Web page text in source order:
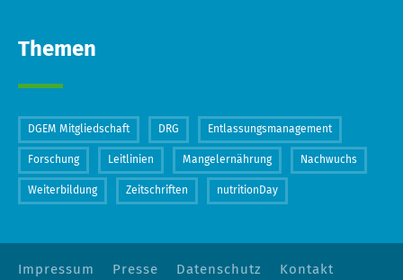
Themen
DGEM Mitgliedschaft DRG Entlassungsmanagement
Forschung Leitlinien Mangelernährung Nachwuchs
Weiterbildung Zeitschriften nutritionDay
Impressum Presse Datenschutz Kontakt